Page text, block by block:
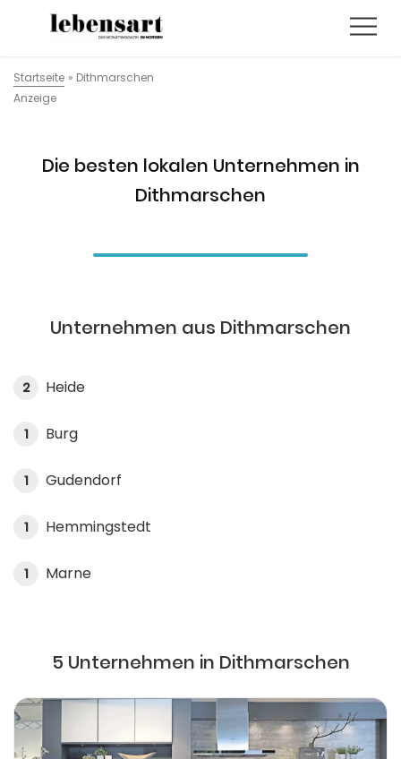
Startseite » Dithmarschen
Anzeige
Die besten lokalen Unternehmen in
Dithmarschen
Unternehmen aus Dithmarschen
2 Heide
1 Burg
1 Gudendorf
1 Hemmingstedt
1 Marne
5 Unternehmen in Dithmarschen